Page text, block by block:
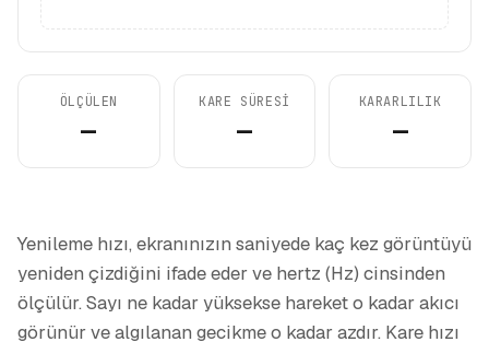
ÖLÇÜLEN
—
KARE SÜRESI
—
KARARLILIK
—
Yenileme hızı, ekranınızın saniyede kaç kez görüntüyü
yeniden çizdiğini ifade eder ve hertz (Hz) cinsinden
ölçülür. Sayı ne kadar yüksekse hareket o kadar akıcı
görünür ve algılanan gecikme o kadar azdır. Kare hızı